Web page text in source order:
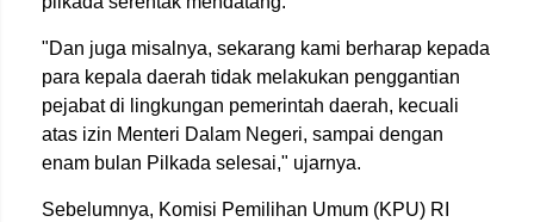
"Dan juga misalnya, sekarang kami berharap kepada
para kepala daerah tidak melakukan penggantian
pejabat di lingkungan pemerintah daerah, kecuali
atas izin Menteri Dalam Negeri, sampai dengan
enam bulan Pilkada selesai," ujarnya.
Sebelumnya, Komisi Pemilihan Umum (KPU) RI